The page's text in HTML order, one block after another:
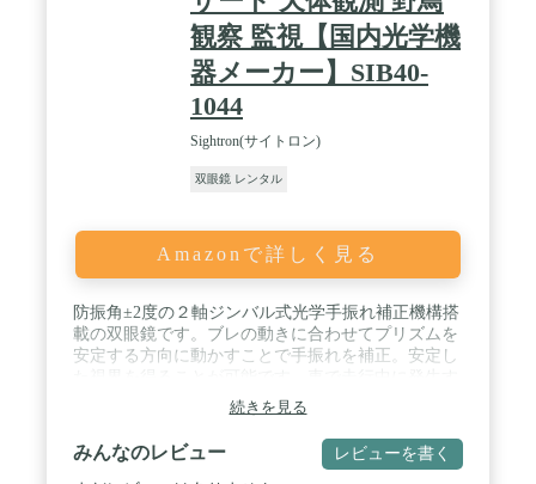
放されます!視界スッキリでコンサート・ライブ・オペラグラス・
アウトドア・野鳥観察・旅行幅広く使えます。さまざまなシーンで
/ 🔭🔭【同梱物】双眼鏡、ネックストラップ、専用収納袋、日本語
応！【アフターサポート】弊社より最高な商品の品質には万全を期
しておりますが、万が一商品の使用に何かご問題がございました
＞「注文履歴」＞「販売元」＞「質問する」。
観察 監視【国内光学機
器メーカー】SIB40-
1044
Sightron(サイトロン)
双眼鏡 レンタル
Amazonで詳しく見る
防振角±2度の２軸ジンバル式光学手振れ補正機構搭
載の双眼鏡です。ブレの動きに合わせてプリズムを
安定する方向に動かすことで手振れを補正。安定し
るような細かな振動だけでなく、船上で波に揺られ
たときに受けるような大きめの振動までしっかりと
補正します。 / 全面マルチコートを施し、対物レン
ズ径が42㎜と大きいので明るい場所はもちろん、暗
続きを見る
みんなのレビュー レビューを書く